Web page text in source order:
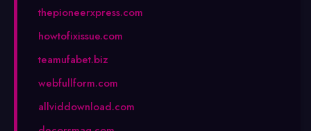
thepioneerxpress.com
howtofixissue.com
teamufabet.biz
webfullform.com
allviddownload.com